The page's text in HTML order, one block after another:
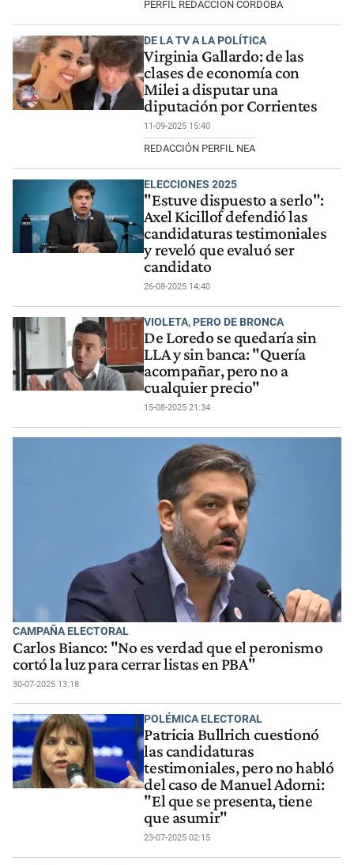
PERFIL REDACCIÓN CÓRDOBA
DE LA TV A LA POLÍTICA
Virginia Gallardo: de las
clases de economía con
Milei a disputar una
diputación por Corrientes
11-09-2025 15:40
REDACCIÓN PERFIL NEA
ELECCIONES 2025
"Estuve dispuesto a serlo":
Axel Kicillof defendió las
candidaturas testimoniales
y reveló que evaluó ser
candidato
26-08-2025 14:40
VIOLETA, PERO DE BRONCA
De Loredo se quedaría sin
LLA y sin banca: "Quería
acompañar, pero no a
cualquier precio"
15-08-2025 21:34
CAMPAÑA ELECTORAL
Carlos Bianco: "No es verdad que el peronismo
cortó la luz para cerrar listas en PBA"
30-07-2025 13:18
POLÉMICA ELECTORAL
Patricia Bullrich cuestionó
las candidaturas
testimoniales, pero no habló
del caso de Manuel Adorni:
"El que se presenta, tiene
que asumir"
23-07-2025 02:15